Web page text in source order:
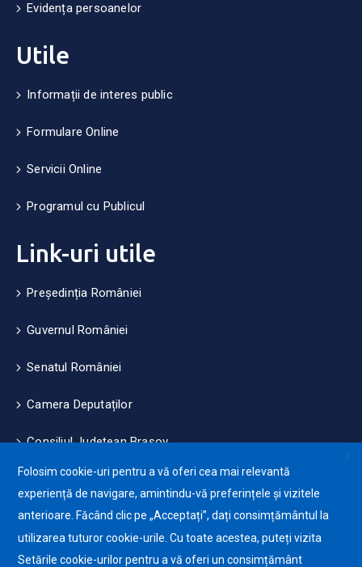
Evidența persoanelor
Utile
Informații de interes public
Formulare Online
Servicii Online
Programul cu Publicul
Link-uri utile
Președinția României
Guvernul României
Senatul României
Camera Deputaților
Consiliul Județean Brașov
Măsuri de mediu și climă
Protecția datelor cu caracter personale (GDPR)
Politica de utilizare a Cookie-urilor
X
Folosim cookie-uri pentru a vă oferi cea mai relevantă
experiență de navigare, amintindu-vă preferințele și vizitele
anterioare. Făcând clic pe „Acceptați”, dați consimțământul la
utilizarea tuturor cookie-urile. Cu toate acestea, puteți vizita
Setările cookie-urilor pentru a vă oferi un consimțământ